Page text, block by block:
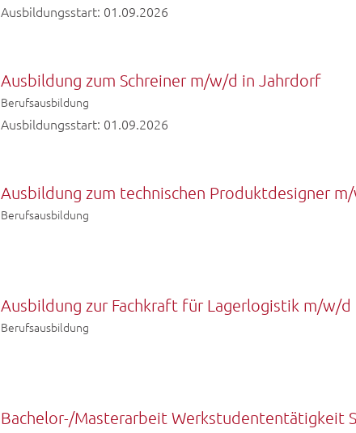
Ausbildungsstart: 01.09.2026
Ausbildung zum Schreiner m/w/d in Jahrdorf
Berufsausbildung
Ausbildungsstart: 01.09.2026
Ausbildung zum technischen Produktdesigner
Berufsausbildung
Ausbildung zur Fachkraft für Lagerlogistik m/w/d
Berufsausbildung
Bachelor-/Masterarbeit Werkstudententätigkeit